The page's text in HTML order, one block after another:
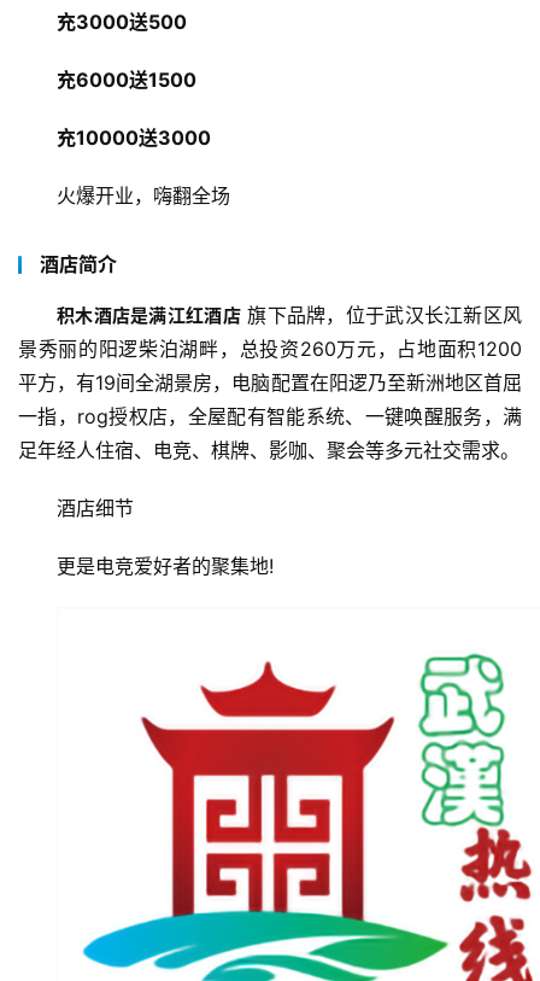
充3000送500
充6000送1500
充10000送3000
火爆开业，嗨翻全场
酒店简介
积木酒店是满江红酒店 旗下品牌，位于武汉长江新区风
景秀丽的阳逻柴泊湖畔，总投资260万元，占地面积1200
平方，有19间全湖景房，电脑配置在阳逻乃至新洲地区首屈
一指，rog授权店，全屋配有智能系统、一键唤醒服务，满
足年经人住宿、电竞、棋牌、影咖、聚会等多元社交需求。
酒店细节
更是电竞爱好者的聚集地!